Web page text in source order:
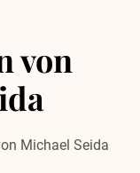
von
Michael Seida